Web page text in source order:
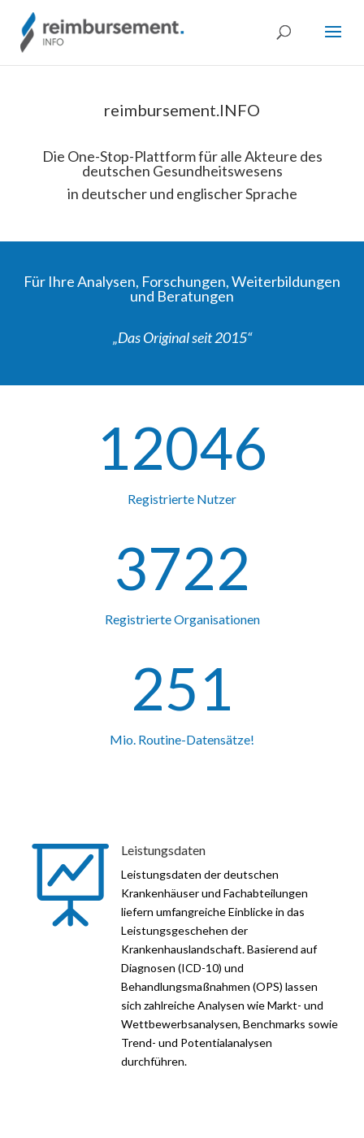
reimbursement.INFO
Die One-Stop-Plattform für alle Akteure des
deutschen Gesundheitswesens
in deutscher und englischer Sprache
Für Ihre Analysen, Forschungen, Weiterbildungen
und Beratungen
„Das Original seit 2015“
12046
Registrierte Nutzer
3722
Registrierte Organisationen
251
Mio. Routine-Datensätze!
 Leistungsdaten
Leistungsdaten der deutschen
Krankenhäuser und Fachabteilungen
liefern umfangreiche Einblicke in das
Leistungsgeschehen der
Krankenhauslandschaft. Basierend auf
Diagnosen (ICD-10) und
Behandlungsmaßnahmen (OPS) lassen
sich zahlreiche Analysen wie Markt- und
Wettbewerbsanalysen, Benchmarks sowie
Trend- und Potentialanalysen
durchführen.